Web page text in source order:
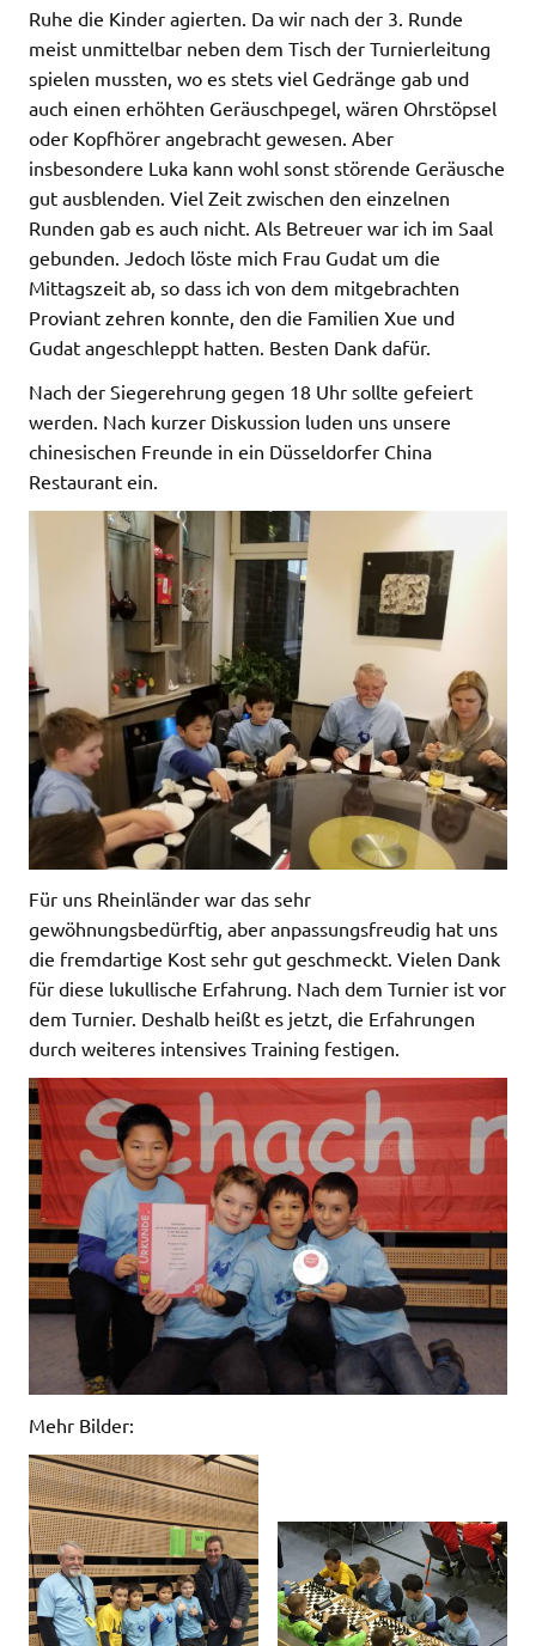
Ruhe die Kinder agierten. Da wir nach der 3. Runde
meist unmittelbar neben dem Tisch der Turnierleitung
spielen mussten, wo es stets viel Gedränge gab und
auch einen erhöhten Geräuschpegel, wären Ohrstöpsel
oder Kopfhörer angebracht gewesen. Aber
insbesondere Luka kann wohl sonst störende Geräusche
gut ausblenden. Viel Zeit zwischen den einzelnen
Runden gab es auch nicht. Als Betreuer war ich im Saal
gebunden. Jedoch löste mich Frau Gudat um die
Mittagszeit ab, so dass ich von dem mitgebrachten
Proviant zehren konnte, den die Familien Xue und
Gudat angeschleppt hatten. Besten Dank dafür.
Nach der Siegerehrung gegen 18 Uhr sollte gefeiert
werden. Nach kurzer Diskussion luden uns unsere
chinesischen Freunde in ein Düsseldorfer China
Restaurant ein.
Für uns Rheinländer war das sehr
gewöhnungsbedürftig, aber anpassungsfreudig hat uns
die fremdartige Kost sehr gut geschmeckt. Vielen Dank
für diese lukullische Erfahrung. Nach dem Turnier ist vor
dem Turnier. Deshalb heißt es jetzt, die Erfahrungen
durch weiteres intensives Training festigen.
Mehr Bilder: